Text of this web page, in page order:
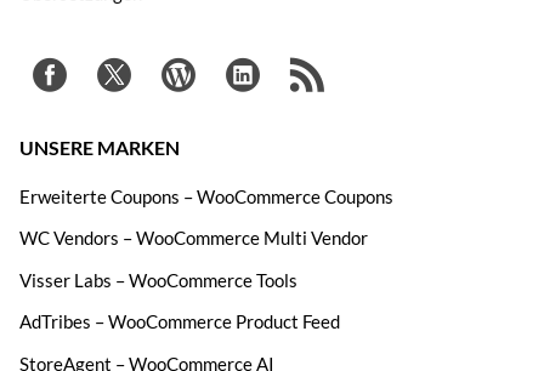
UNSERE MARKEN
Erweiterte Coupons – WooCommerce Coupons
WC Vendors – WooCommerce Multi Vendor
Visser Labs – WooCommerce Tools
AdTribes – WooCommerce Product Feed
StoreAgent – WooCommerce AI